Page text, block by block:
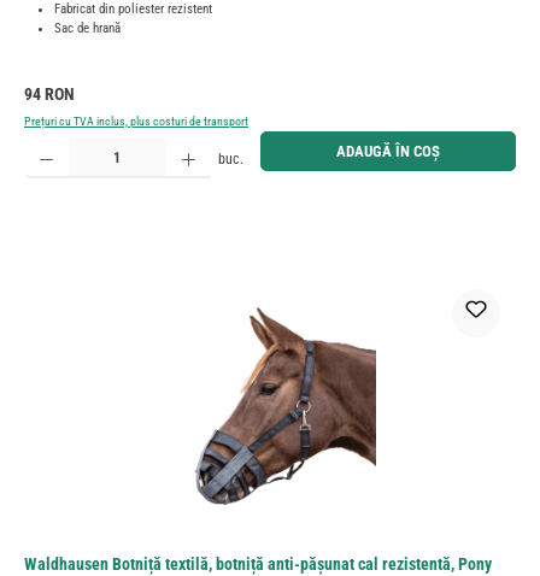
Fabricat din poliester rezistent
Sac de hrană
Preț obișnuit:
94 RON
Prețuri cu TVA inclus, plus costuri de transport
Cantitate produs: Introduceți cantitatea dorită sau utilizați butoanele pentru a mări sau micșora
buc. ADAUGĂ ÎN COȘ
Waldhausen Botniță textilă, botniță anti-pășunat cal rezistentă, Pony